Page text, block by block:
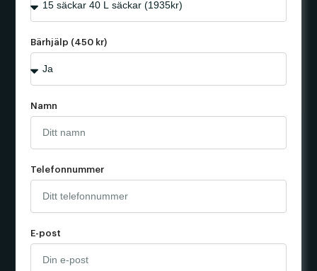
Bärhjälp (450 kr)
Namn
Telefonnummer
E-post